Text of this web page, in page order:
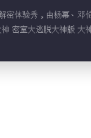
体验秀，由杨幂、邓
密室大逃脱大神版